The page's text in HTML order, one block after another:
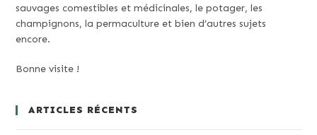
sauvages comestibles et médicinales, le potager, les
champignons, la permaculture et bien d’autres sujets
encore.
Bonne visite !
ARTICLES RÉCENTS